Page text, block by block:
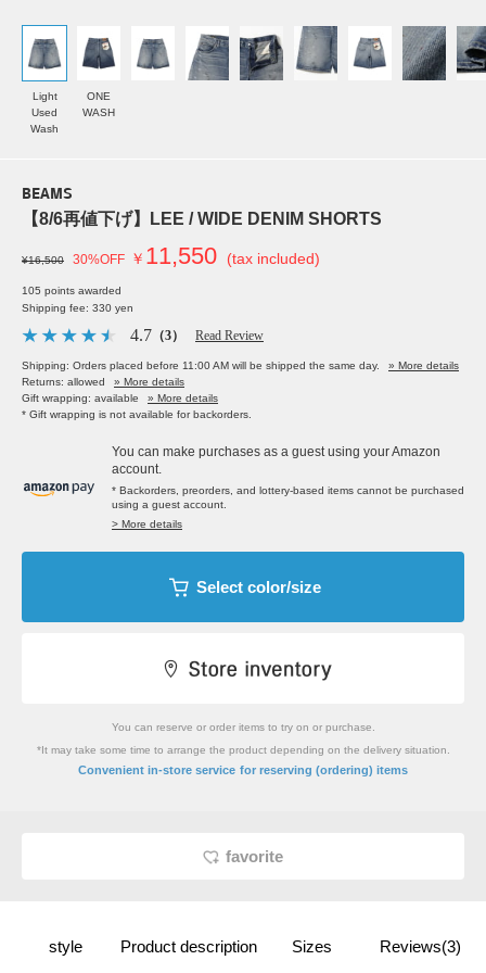
Light
Used
Wash
ONE
WASH
BEAMS
【8/6再値下げ】LEE / WIDE DENIM SHORTS
¥16,500 30%OFF ￥ 11,550 (tax included)
105 points awarded
Shipping fee: 330 yen
4.7 （3） Read Review
Shipping: Orders placed before 11:00 AM will be shipped the same day.
» More details
Returns: allowed
» More details
Gift wrapping: available
» More details
* Gift wrapping is not available for backorders.
You can make purchases as a guest using your Amazon
account.
* Backorders, preorders, and lottery-based items cannot be purchased
using a guest account.
> More details
Select color/size
You can reserve or order items to try on or purchase.
*It may take some time to arrange the product depending on the delivery situation.
Convenient in-store service for reserving (ordering) items
favorite
style Product description Sizes Reviews(3)